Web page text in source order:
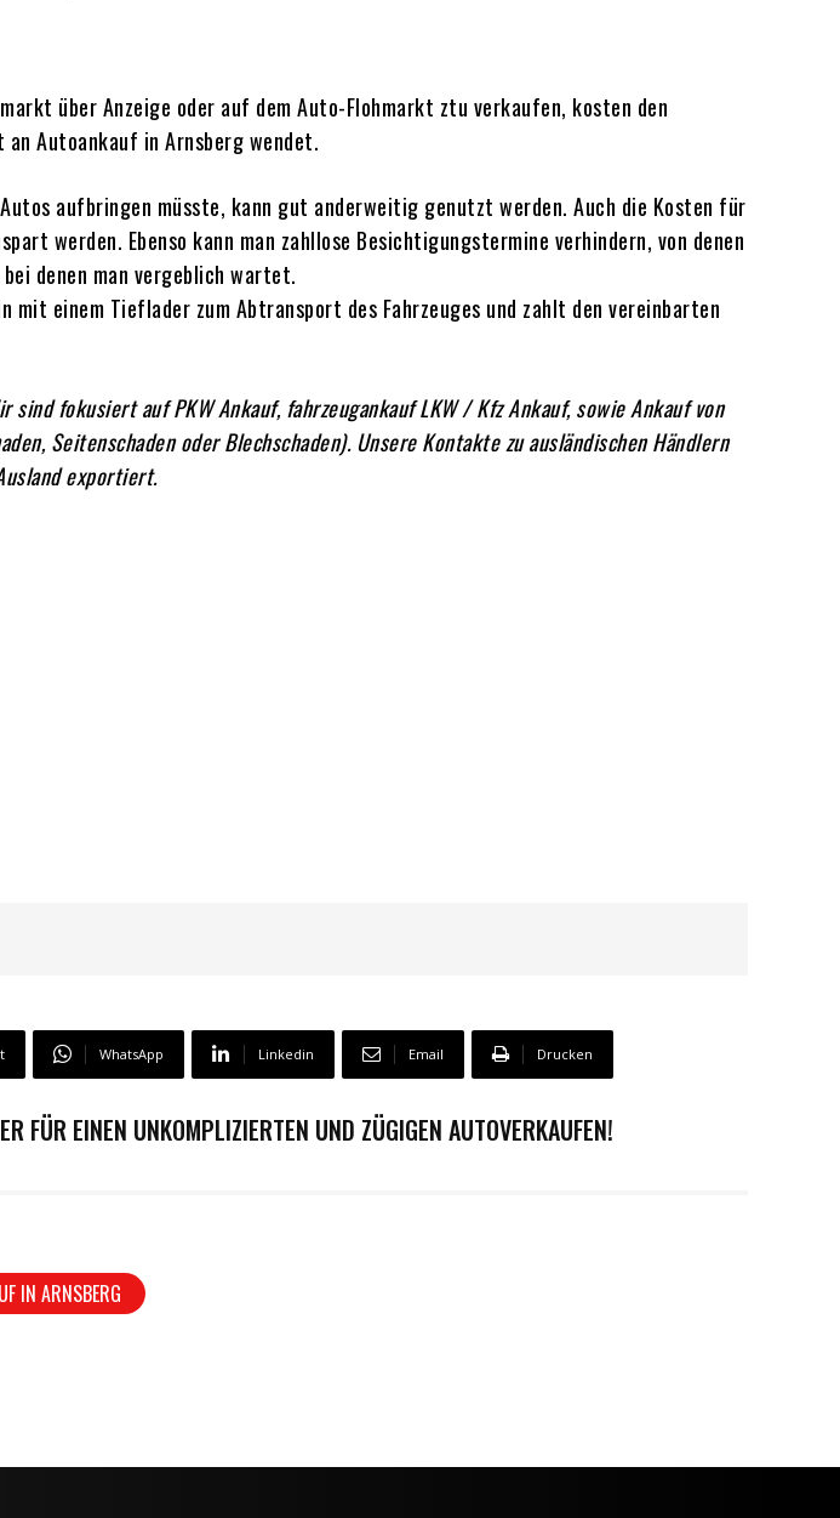
über Anzeige oder auf dem Auto-Flohmarkt ztu verkaufen, kosten den
Autoankauf in Arnsberg wendet.
aufbringen müsste, kann gut anderweitig genutzt werden. Auch die Kosten für
werden. Ebenso kann man zahllose Besichtigungstermine verhindern, von denen
denen man vergeblich wartet.
mit einem Tieflader zum Abtransport des Fahrzeuges und zahlt den vereinbarten
fokusiert auf PKW Ankauf, fahrzeugankauf LKW / Kfz Ankauf, sowie Ankauf von
Seitenschaden oder Blechschaden). Unsere Kontakte zu ausländischen Händlern
exportiert.
WhatsApp Linkedin Email Drucken
FÜR EINEN UNKOMPLIZIERTEN UND ZÜGIGEN AUTOVERKAUFEN!
IN ARNSBERG